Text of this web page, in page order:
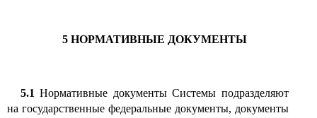
5НОРМАТИВНЫЕ ДОКУМЕНТЫ
5.1 Нормативные документы Системы подразделяют
на государственные федеральные документы, документы